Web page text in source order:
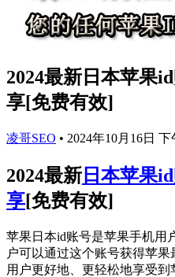
2024最新日本苹果
享[免费有效]
凌哥SEO • 2024年10月16日 下
2024最新 日本苹果
享[免费有效]
苹果日本id账号是苹果手机用
户可以通过这个账号获得苹
用户更好地、更轻松地享受